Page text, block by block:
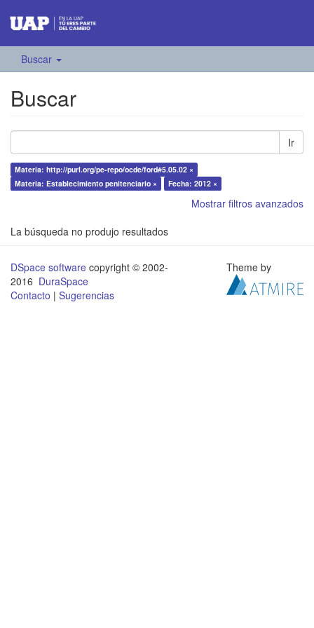
Buscar
Buscar
Ir
Materia: http://purl.org/pe-repo/ocde/ford#5.05.02 ×
Materia: Establecimiento penitenciario ×
Fecha: 2012 ×
Mostrar filtros avanzados
La búsqueda no produjo resultados
DSpace software copyright © 2002-
2016 DuraSpace
Contacto | Sugerencias
Theme by